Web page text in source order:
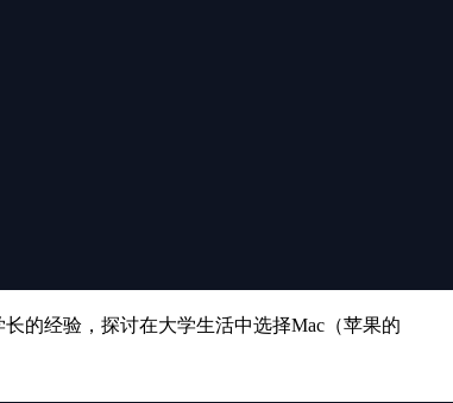
的经验，探讨在大学生活中选择Mac（苹果的